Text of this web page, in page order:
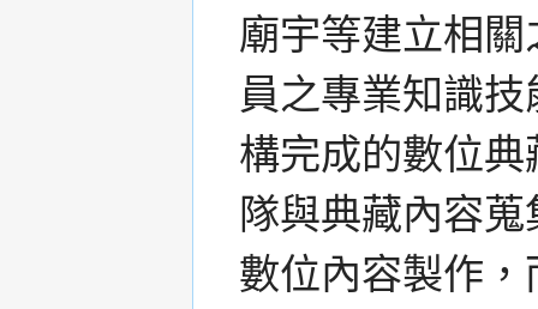
廟宇等建立相關
員之專業知識
構完成的數位
隊與典藏內容
數位內容製作